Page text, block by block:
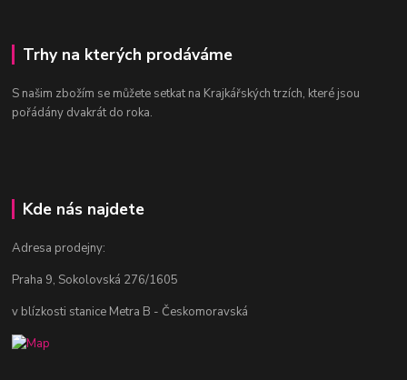
Trhy na kterých prodáváme
S našim zbožím se můžete setkat na Krajkářských trzích, které jsou
pořádány dvakrát do roka.
Kde nás najdete
Adresa prodejny:
Praha 9, Sokolovská 276/1605
v blízkosti stanice Metra B - Českomoravská